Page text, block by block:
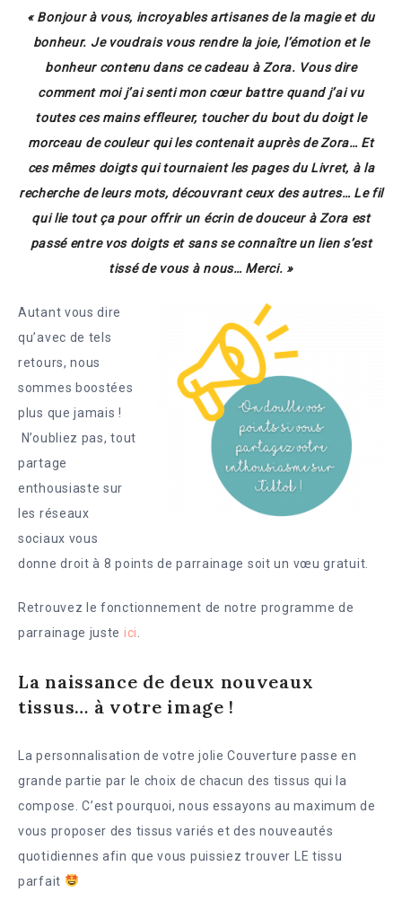
« Bonjour à vous, incroyables artisanes de la magie et du
bonheur. Je voudrais vous rendre la joie, l’émotion et le
bonheur contenu dans ce cadeau à Zora. Vous dire
comment moi j’ai senti mon cœur battre quand j’ai vu
toutes ces mains effleurer, toucher du bout du doigt le
morceau de couleur qui les contenait auprès de Zora… Et
ces mêmes doigts qui tournaient les pages du Livret, à la
recherche de leurs mots, découvrant ceux des autres… Le fil
qui lie tout ça pour offrir un écrin de douceur à Zora est
passé entre vos doigts et sans se connaître un lien s’est
tissé de vous à nous… Merci. »
Autant vous dire
qu’avec de tels
retours, nous
sommes boostées
plus que jamais !
N’oubliez pas, tout
partage
enthousiaste sur
les réseaux
sociaux vous
donne droit à 8 points de parrainage soit un vœu gratuit.
Retrouvez le fonctionnement de notre programme de
parrainage juste ici
La naissance de deux nouveaux
tissus… à votre image !
La personnalisation de votre jolie Couverture passe en
grande partie par le choix de chacun des tissus qui la
compose. C’est pourquoi, nous essayons au maximum de
vous proposer des tissus variés et des nouveautés
quotidiennes afin que vous puissiez trouver LE tissu
parfait